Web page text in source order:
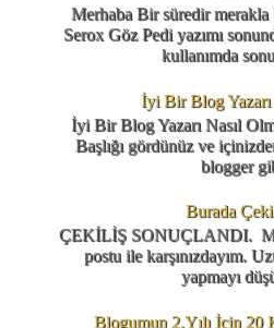
Merhaba Bir süredir
Serox Göz Pedi yazımı
kullanımda
İyi Bir Blog Yazarı
İyi Bir Blog Yazarı Nasıl
Başlığı gördünüz ve
blogger
Burada
ÇEKİLİŞ SONUÇLANDI.
postu ile karşınızdayım.
yapmayı
Blogumun 2.Yılı İçin 20